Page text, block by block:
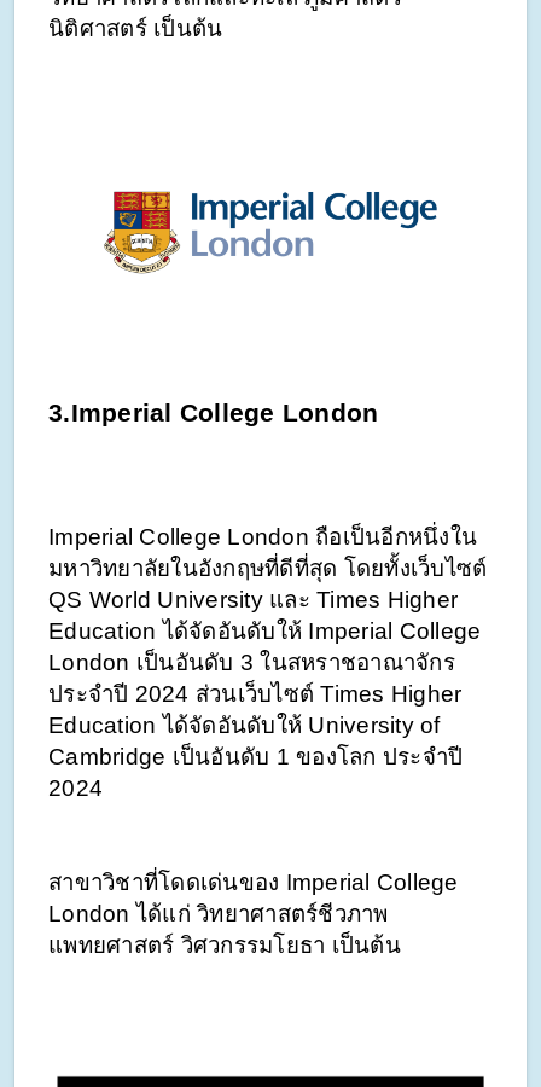
นิติศาสตร์ เป็นต้น
3.Imperial College London
Imperial College London ถือเป็นอีกหนึ่งใน
มหาวิทยาลัยในอังกฤษที่ดีที่สุด โดยทั้งเว็บไซต์
QS World University และ Times Higher
Education ได้จัดอันดับให้ Imperial College
London เป็นอันดับ 3 ในสหราชอาณาจักร
ประจำปี 2024 ส่วนเว็บไซต์ Times Higher
Education ได้จัดอันดับให้ University of
Cambridge เป็นอันดับ 1 ของโลก ประจำปี
2024
สาขาวิชาที่โดดเด่นของ Imperial College
London ได้แก่ วิทยาศาสตร์ชีวภาพ
แพทยศาสตร์ วิศวกรรมโยธา เป็นต้น